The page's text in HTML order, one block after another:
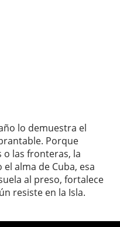
lo demuestra el
Porque
las fronteras, la
alma de Cuba, esa
al preso, fortalece
resiste en la Isla.